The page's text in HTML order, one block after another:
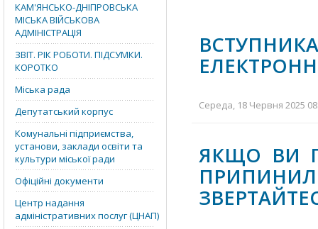
КАМ'ЯНСЬКО-ДНІПРОВСЬКА
МІСЬКА ВІЙСЬКОВА
АДМІНІСТРАЦІЯ
ЗВІТ. РІК РОБОТИ. ПІДСУМКИ.
КОРОТКО
Міська рада
Депутатський корпус
Комунальні підприємства,
установи, заклади освіти та
культури міської ради
Офіційні документи
Центр надання
адміністративних послуг (ЦНАП)
Середа, 18 Червня 2025
ЯКЩО ВИ